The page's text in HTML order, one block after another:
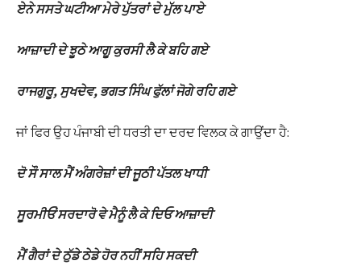
ਏਨੇ ਸਸਤੇ ਘਟੀਆ ਮੇਰੇ ਪੁੱਤਰਾਂ ਦੇ ਮੁੱਲ ਪਾਏ
ਆਜ਼ਾਦੀ ਦੇ ਝੂਠੇ ਆਗੂ ਕੁਰਸੀ ਲੈ ਕੇ ਬਹਿ ਗਏ
ਰਾਜਗੁਰੂ, ਸੁਖਦੇਵ, ਭਗਤ ਸਿੰਘ ਫੁੱਲਾਂ ਜੋਗੇ ਰਹਿ ਗਏ
ਜਾਂ ਫਿਰ ਉਹ ਪੰਜਾਬੀ ਦੀ ਧਰਤੀ ਦਾ ਦਰਦ ਵਿਲਕ ਕੇ ਗਾਉਂਦਾ ਹੈ:
ਦੋ ਸੌ ਸਾਲ ਮੈਂ ਅੰਗਰੇਜ਼ਾਂ ਦੀ ਜੂਠੀ ਪੱਤਲ ਖਾਧੀ
ਸੂਰਮੀਓਂ ਸਰਦਾਰੋ ਵੇ ਮੈਨੂੰ ਲੈ ਕੇ ਦਿਓ ਆਜ਼ਾਦੀ
ਮੈਂ ਗੈਰਾਂ ਦੇ ਠੁੱਡੇ ਠੇਡੇ ਹੋਰ ਨਹੀਂ ਸਹਿ ਸਕਦੀ